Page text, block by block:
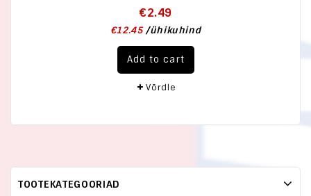
€2.49
€12.45 /ühikuhind
Add to cart
Võrdle
TOOTEKATEGOORIAD